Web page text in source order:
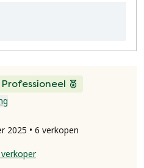
Professioneel
2025 • 6 verkopen